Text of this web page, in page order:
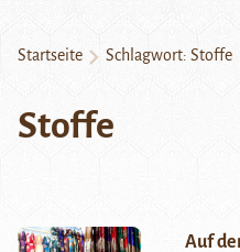
Startseite Schlagwort: Stoffe
Stoffe
Auf